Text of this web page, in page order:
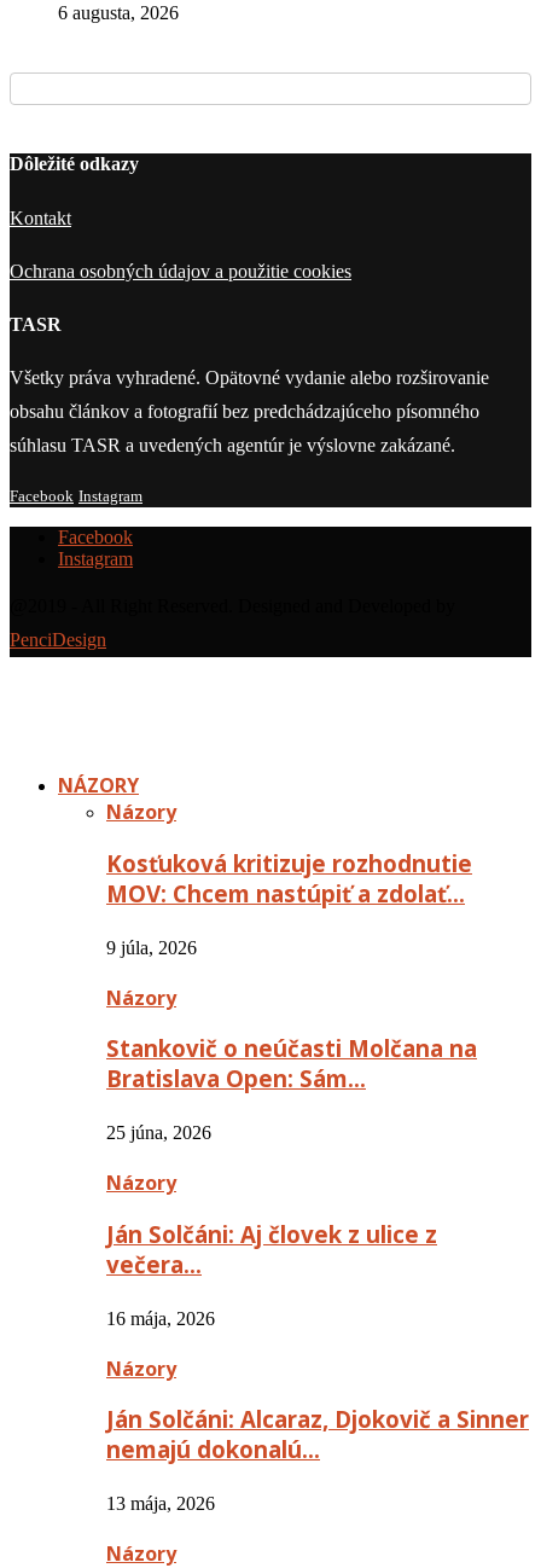
6 augusta, 2026
Dôležité odkazy
Kontakt
Ochrana osobných údajov a použitie cookies
TASR
Všetky práva vyhradené. Opätovné vydanie alebo rozširovanie
obsahu článkov a fotografií bez predchádzajúceho písomného
súhlasu TASR a uvedených agentúr je výslovne zakázané.
Facebook Instagram
Facebook
Instagram
PenciDesign
NÁZORY
Názory
Kosťuková kritizuje rozhodnutie
MOV: Chcem nastúpiť a zdolať…
9 júla, 2026
Názory
Stankovič o neúčasti Molčana na
Bratislava Open: Sám…
25 júna, 2026
Názory
Ján Solčáni: Aj človek z ulice z
večera…
16 mája, 2026
Názory
Ján Solčáni: Alcaraz, Djokovič a Sinner
nemajú dokonalú…
13 mája, 2026
Názory